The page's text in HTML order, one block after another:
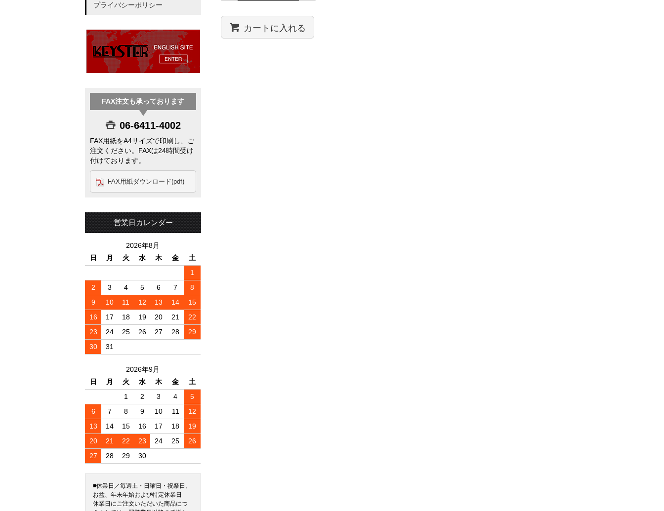
カートに入れる
プライバシーポリシー
FAX注文も承っております
06-6411-4002
FAX用紙をA4サイズで印刷し、ご
注文ください。FAXは24時間受け
付けております。
FAX用紙ダウンロード(pdf)
営業日カレンダー
2026年8月
日
月 火 水 木 金
土
1
2
3 4 5 6 7
8
9
10 11 12 13 14
15
16
17 18 19 20 21
22
23
24 25 26 27 28
29
30
31
2026年9月
日
月 火 水 木 金
土
1
2 3 4
5
6
7 8 9 10 11
12
13
14 15 16 17 18
19
20
21 22 23 24 25
26
27
28 29 30
■休業日／毎週土・日曜日・祝祭日、
お盆、年末年始および特定休業日
休業日にご注文いただいた商品につ